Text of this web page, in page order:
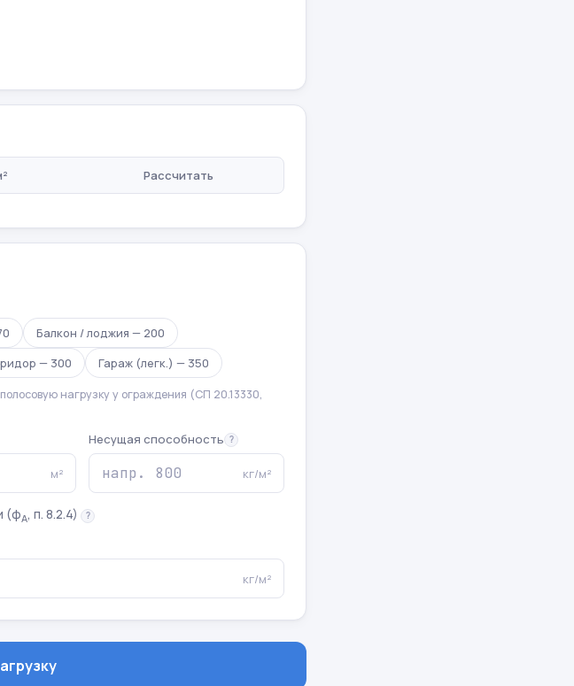
Рассчитать
Балкон / лоджия — 200
— 300 Гараж (легк.) — 350
нагрузку у ограждения (СП 20.13330,
м²
Несущая способность ?
кг/м²
(φA, п. 8.2.4) ?
кг/м²